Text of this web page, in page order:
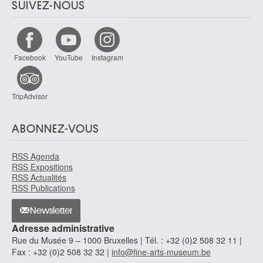
SUIVEZ-NOUS
Facebook YouTube Instagram
TripAdvisor
ABONNEZ-VOUS
RSS Agenda
RSS Expositions
RSS Actualités
RSS Publications
Newsletter
Adresse administrative
Rue du Musée 9 – 1000 Bruxelles | Tél. : +32 (0)2 508 32 11 |
Fax : +32 (0)2 508 32 32 | info@fine-arts-museum.be